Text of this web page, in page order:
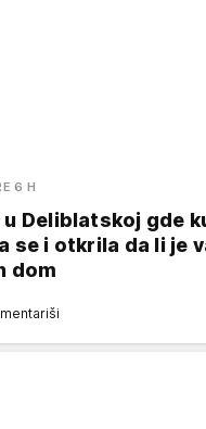
6 H
u Deliblatskoj gde
se i otkrila da li je
dom